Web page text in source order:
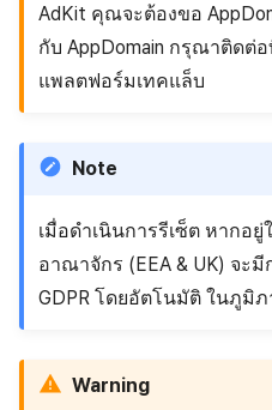
AdKit คุณจะต้องขอ
กับ AppDomain กรุณาติดต่
แพลตฟอร์มเทคแล็บ
Note
เมื่อดำเนินการรีเซ็ต หากอ
อาณาจักร (EEA & UK) จะ
GDPR โดยอัตโนมัติ ในภูมิ
Warning